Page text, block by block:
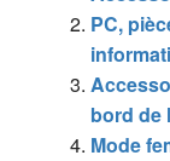
PC,
bord de
Mode